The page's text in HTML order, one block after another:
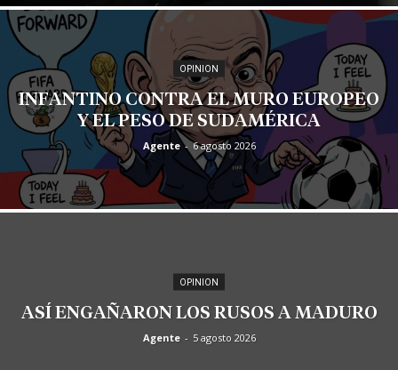
OPINION
INFANTINO CONTRA EL MURO EUROPEO
Y EL PESO DE SUDAMÉRICA
Agente - 6 agosto 2026
OPINION
ASÍ ENGAÑARON LOS RUSOS A MADURO
Agente - 5 agosto 2026